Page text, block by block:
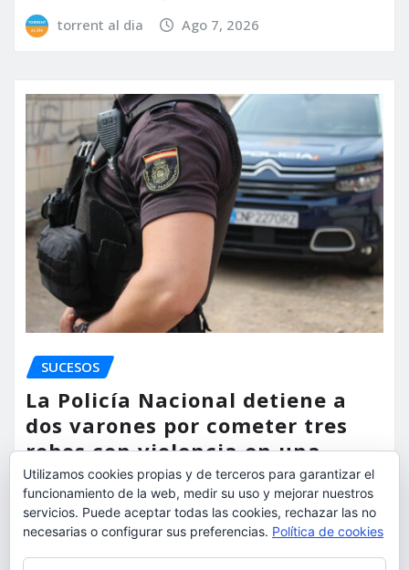
torrent al dia Ago 7, 2026
SUCESOS
La Policía Nacional detiene a
dos varones por cometer tres
robos con violencia en una
misma mañana
torrent al dia Ago 7, 2026
Utilizamos cookies propias y de terceros para garantizar el
funcionamiento de la web, medir su uso y mejorar nuestros
servicios. Puede aceptar todas las cookies, rechazar las no
necesarias o configurar sus preferencias. Política de cookies